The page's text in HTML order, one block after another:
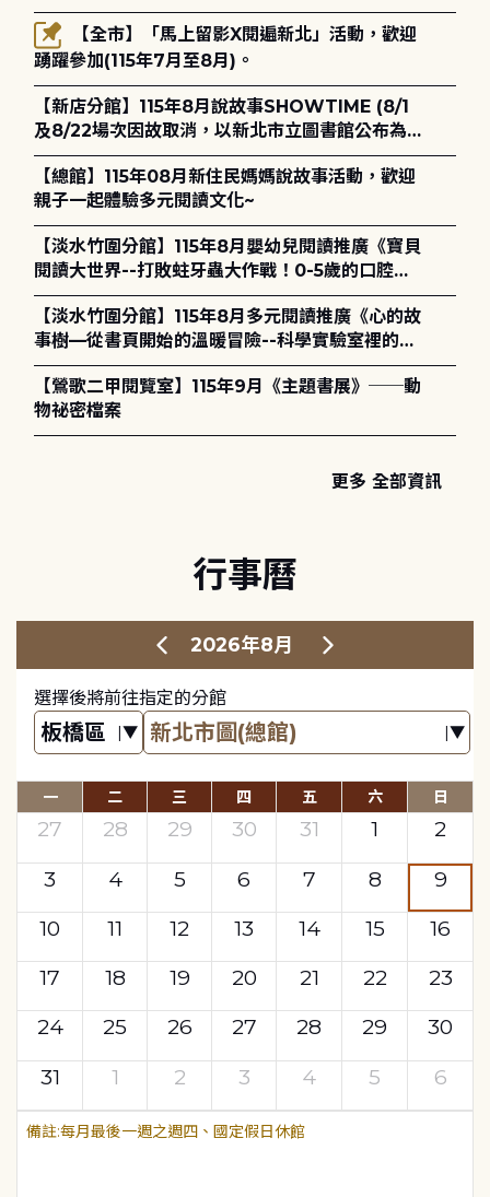
報名
踴躍參加(115年7月至8月)。
【新店分館】115年8月說故事SHOWTIME (8/1
及8/22場次因故取消，以新北市立圖書館公布為
主)
【總館】115年08月新住民媽媽說故事活動，歡迎
親子一起體驗多元閱讀文化~
【淡水竹圍分館】115年8月嬰幼兒閱讀推廣《寶貝
閱讀大世界--打敗蛀牙蟲大作戰！0-5歲的口腔照
護全攻略》
【淡水竹圍分館】115年8月多元閱讀推廣《心的故
事樹—從書頁開始的溫暖冒險--科學實驗室裡的放
電章魚》
【鶯歌二甲閱覽室】115年9月《主題書展》──動
物祕密檔案
更多 全部資訊
行事曆
2026年8月
選擇後將前往指定的分館
一 二 三 四 五 六 日
27 28 29 30 31 1
2
3
4 5 6 7 8
9
10
11 12 13 14 15
16
17
18 19 20 21 22
23
24
25 26 27 28 29
30
31
1 2 3 4 5 6
每月最後一週之週四、國定假日休館